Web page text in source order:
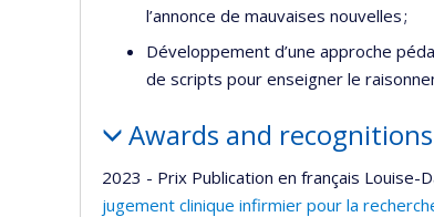
l’annonce de mauvaises nouvelles ;
Développement d’une approche
de scripts pour enseigner le
Awards and recognitions
2023 - Prix Publication en français Louise-
jugement clinique infirmier pour la